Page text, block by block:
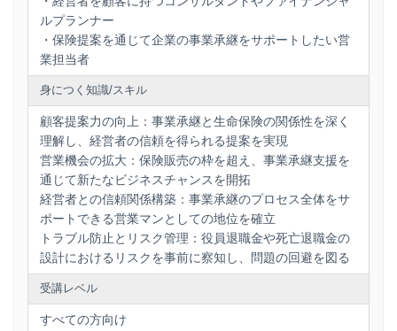
ルプランナー
・保険提案を通じて企業の事業承継をサポートしたい営
業担当者
身につく知識/スキル
顧客提案力の向上：事業承継と生命保険の関係性を深く
理解し、経営者の信頼を得られる提案を実現
営業機会の拡大：保険販売の枠を超え、事業承継支援を
通じて新たなビジネスチャンスを開拓
経営者との信頼関係構築：事業承継のプロセス全体をサ
ポートできる営業マンとしての地位を確立
トラブル防止とリスク管理：役員退職金や死亡退職金の
設計におけるリスクを事前に察知し、問題の回避を図る
受講レベル
すべての方向け